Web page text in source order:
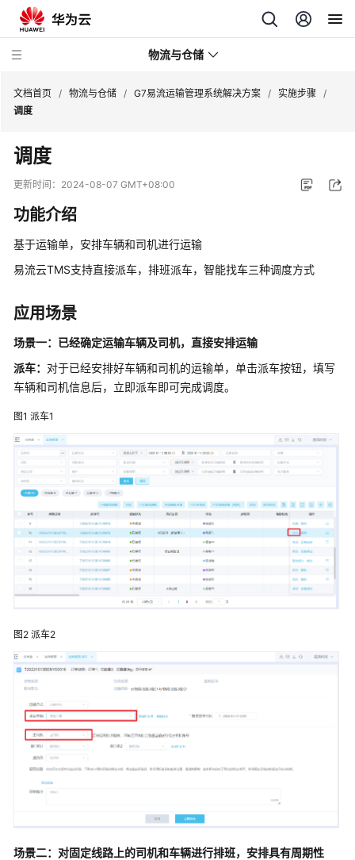
物流与仓储
高
达
综
供
链
管
台
思
达
境
供
链
解
决
方
案
G7
易
运
输
管
理
系
统
解
决
方
案
方
案
文档首页 / 物流与仓储 / G7易流运输管理系统解决方案 / 实施步骤
/
调度
调度
更新时间： 2024-08-07 GMT+08:00
功能介绍
基于运输单，安排车辆和司机进行运输
易流云TMS支持直接派车，排班派车，智能找车三种调度方式
应用场景
场景一：已经确定运输车辆及司机，直接安排运输
派车： 对于已经安排好车辆和司机的运输单，单击派车按钮，填写
车辆和司机信息后，立即派车即可完成调度。
图1 派车1
图2 派车2
场景二：对固定线路上的司机和车辆进行排班，安排具有周期性